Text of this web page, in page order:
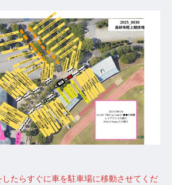
たらすぐに車を駐車場に移動させてくだ